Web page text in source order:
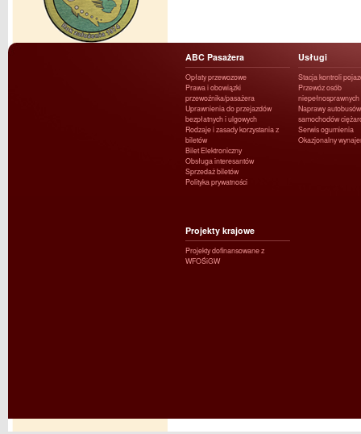
ABC Pasażera
Opłaty przewozowe
Prawa i obowiązki
przewoźnika/pasażera
Uprawnienia do przejazdów
bezpłatnych i ulgowych
Rodzaje i zasady korzystania z
biletów
Bilet Elektroniczny
Obsługa interesantów
Sprzedaż biletów
Polityka prywatności
Usługi
Stacja kontroli
Przewóz osób
niepełnosprawnych
Naprawy
samochodów
Serwis ogumienia
Okazjonalny
Projekty krajowe
Projekty dofinansowane z
WFOŚiGW